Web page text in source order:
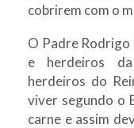
cobrirem com o
O Padre Rodrigo
e herdeiros
herdeiros do
viver segundo o
carne e assim